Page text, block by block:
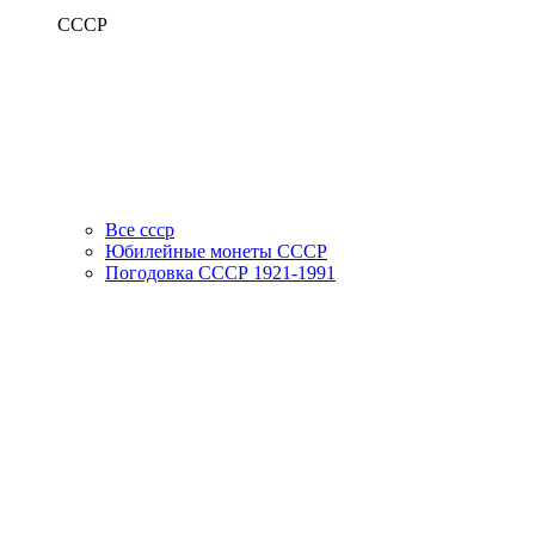
СССР
Все ссср
Юбилейные монеты СССР
Погодовка СССР 1921-1991